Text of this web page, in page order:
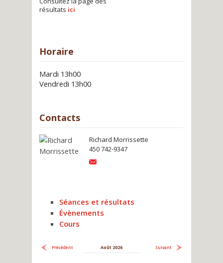
résultats ici
Horaire
Mardi 13h00
Vendredi 13h00
Contacts
Richard Morrissette
450 742-9347
Séances et résultats
Évènements
Cours
Précédent Août 2026 Suivant